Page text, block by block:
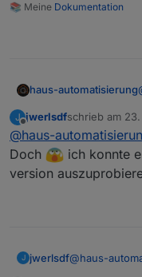
📚 Meine Dokumentation
haus-automatisierung
J
Offline
jwerlsdfschrieb am
zuletzt editiert
@haus-
Doch
ich konnte
version
J jwerlsdf@haus-